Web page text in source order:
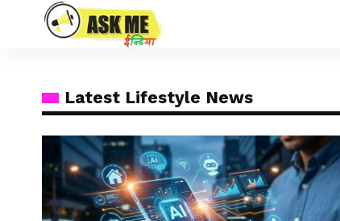
Latest Lifestyle News